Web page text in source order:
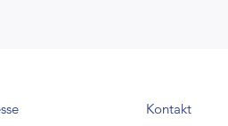
Kontakt